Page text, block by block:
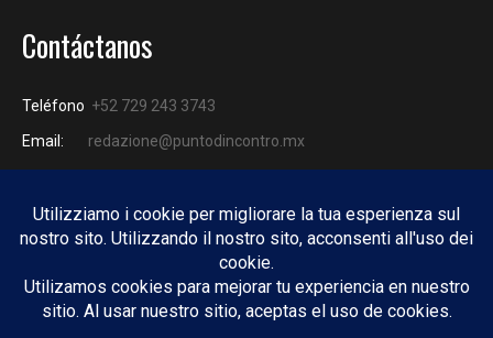
Contáctanos
Teléfono +52 729 243 3743
Email:
redazione@puntodincontro.mx
PUNTODINCONTRO